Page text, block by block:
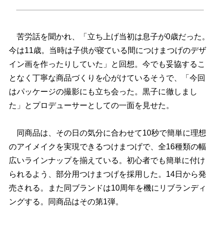
苦労話を聞かれ、「立ち上げ当初は息子が0歳だった。
今は11歳。当時は子供が寝ている間につけまつげのデザ
イン画を作ったりしていた」と回想。今でも妥協するこ
となく丁寧な商品づくりを心がけているそうで、「今回
はパッケージの撮影にも立ち会った。黒子に徹しまし
た」とプロデューサーとしての一面を見せた。
同商品は、その日の気分に合わせて10秒で簡単に理想
のアイメイクを実現できるつけまつげで、全16種類の幅
広いラインナップを揃えている。初心者でも簡単に付け
られるよう、部分用つけまつげを採用した。14日から発
売される。また同ブランドは10周年を機にリブランディ
ングする。同商品はその第1弾。